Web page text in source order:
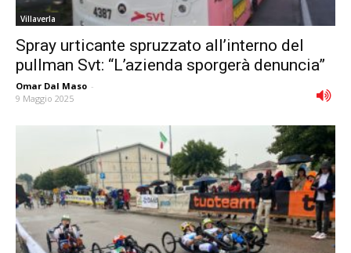
Villaverla
Spray urticante spruzzato all’interno del
pullman Svt: “L’azienda sporgerà denuncia”
Omar Dal Maso -
9 Maggio 2025